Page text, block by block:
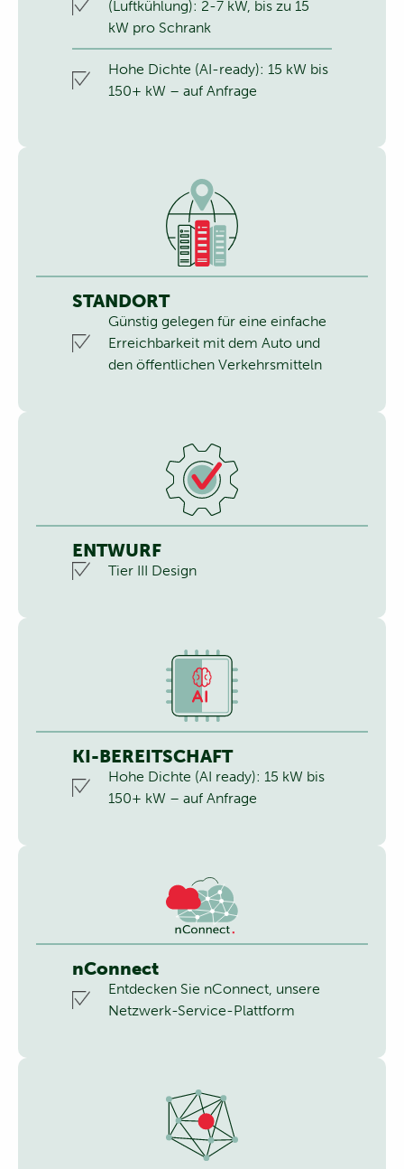
(Luftkühlung): 2-7 kW, bis zu 15
kW pro Schrank
Hohe Dichte (AI-ready): 15 kW bis
150+ kW – auf Anfrage
STANDORT
Günstig gelegen für eine einfache
Erreichbarkeit mit dem Auto und
den öffentlichen Verkehrsmitteln
ENTWURF
Tier III Design
KI-BEREITSCHAFT
Hohe Dichte (AI ready): 15 kW bis
150+ kW – auf Anfrage
nConnect
Entdecken Sie nConnect, unsere
Netzwerk-Service-Plattform